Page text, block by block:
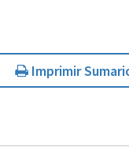
Imprimir